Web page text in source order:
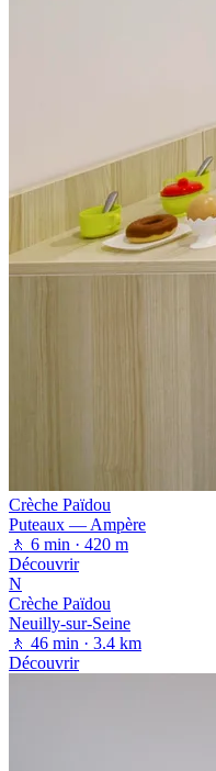
Crèche Païdou
Puteaux — Ampère
🚶 6 min · 420 m
Découvrir
N
Crèche Païdou
Neuilly-sur-Seine
🚶 46 min · 3.4 km
Découvrir